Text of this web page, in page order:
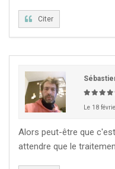
Citer
Le 18
Alors peut-être que
attendre que le